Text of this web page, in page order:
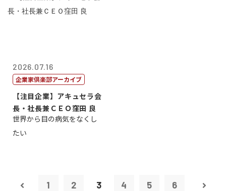
2026.07.16
企業家倶楽部アーカイブ
【注目企業】アキュセラ会
長・社長兼ＣＥＯ窪田 良
世界から目の病気をなくし
たい
1 2 3 4 5 6